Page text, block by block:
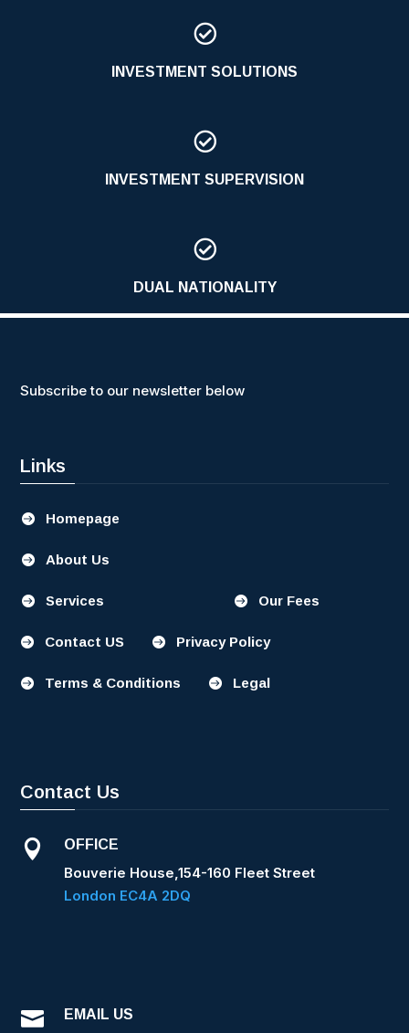

INVESTMENT SOLUTIONS

INVESTMENT SUPERVISION

DUAL NATIONALITY
Subscribe to our newsletter below
Links
 Homepage
 About Us
 Services  Our Fees
 Contact US  Privacy Policy
 Terms & Conditions  Legal
Contact Us
 OFFICE
Bouverie House,154-160 Fleet Street
London EC4A 2DQ
 EMAIL US